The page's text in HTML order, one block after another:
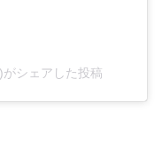
シェアした投稿